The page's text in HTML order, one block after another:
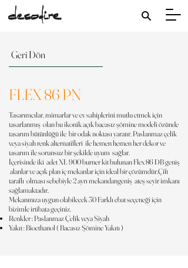
Geri Dön
FLEX 86 PN
Tasarımcılar, mimarlar ve ev sahiplerini mutlu etmek için
tasarlanmış olan bu ikonik açık bacasız şömine modeli özünde
tasarım bütünlüğü ile bir odak noktası yaratır. Paslanmaz çelik
veya siyah renk alternatifleri ile hemen hemen her dekor ve
tasarım ile sorunsuz bir şekilde uyum sağlar.
İçerisinde iki adet XL 900 burner kit bulunan Flex 86 DB geniş
alanlar ve açık plan iç mekanlar için ideal bir çözümdür.Çift
taraflı olması sebebiyle 2 ayrı mekandangeniş ateş seyir imkanı
sağlamaktadır.
Mekanınıza uygun olabilecek 30 Farklı ebat seçeneği için
bizimle irtibata geçiniz.
Renkler : Paslanmaz Çelik veya Siyah
Yakıt : Bioethanol ( Bacasız Şömine Yakıtı )